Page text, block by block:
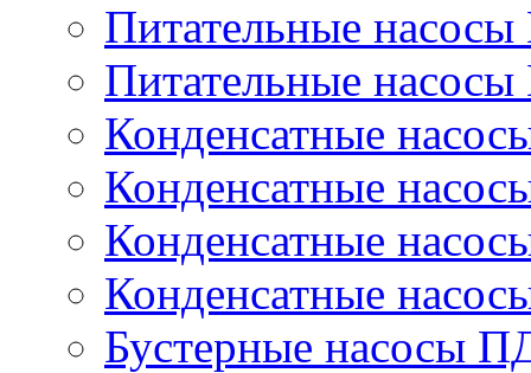
Питательные
Питательные
Конденсатные
Конденсатные
Конденсатные
Конденсатные
Бустерные насосы